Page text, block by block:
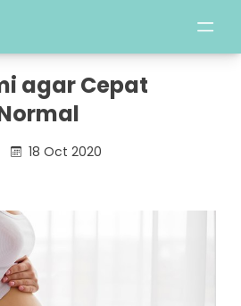
agar Cepat
18 Oct 2020